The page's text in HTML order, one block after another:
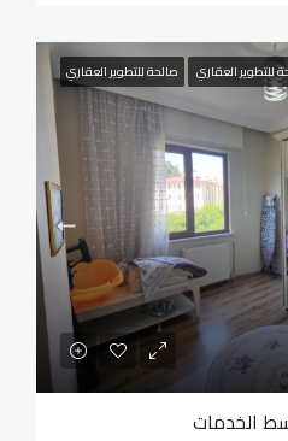
للتطوير العقاري صالحة للتطوير العقاري
الخدمات